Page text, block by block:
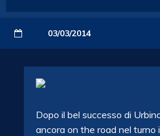
03/03/2014
Dopo il bel successo di
ancora on the road nel turno